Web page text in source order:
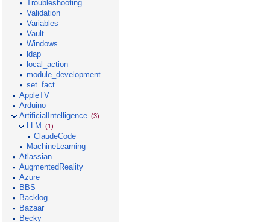
Troubleshooting
Validation
Variables
Vault
Windows
ldap
local_action
module_development
set_fact
AppleTV
Arduino
ArtificialIntelligence (3)
LLM (1)
ClaudeCode
MachineLearning
Atlassian
AugmentedReality
Azure
BBS
Backlog
Bazaar
Becky